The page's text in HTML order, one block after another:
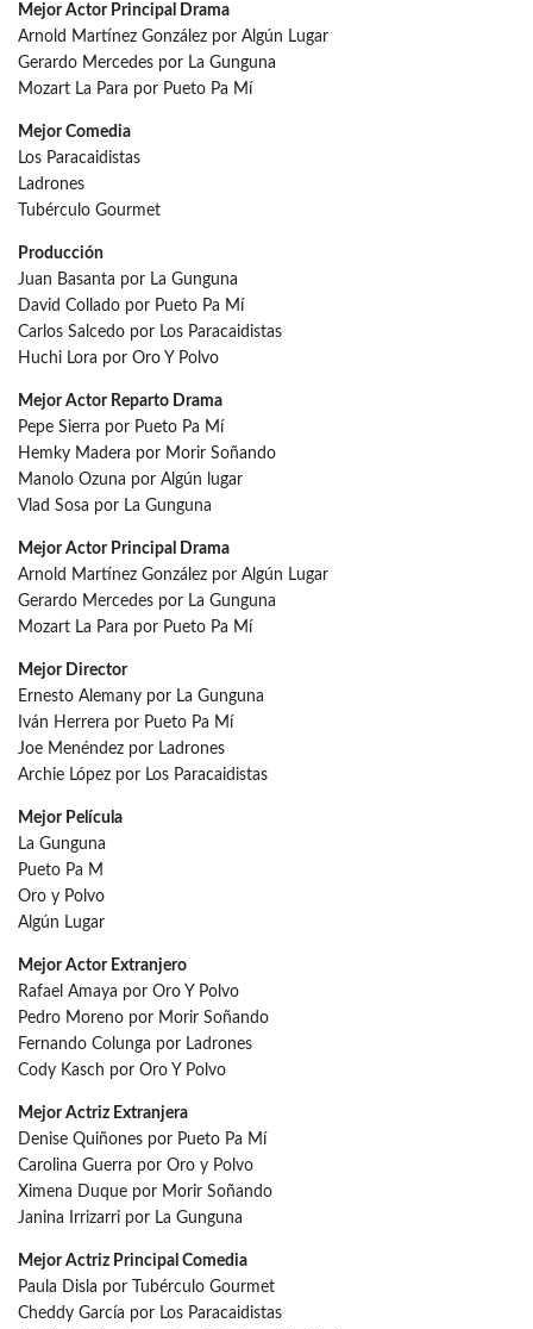
Mejor Actor Principal Drama
Arnold Martínez González por Algún Lugar
Gerardo Mercedes por La Gunguna
Mozart La Para por Pueto Pa Mí
Mejor Comedia
Los Paracaidistas
Ladrones
Tubérculo Gourmet
Producción
Juan Basanta por La Gunguna
David Collado por Pueto Pa Mí
Carlos Salcedo por Los Paracaidistas
Huchi Lora por Oro Y Polvo
Mejor Actor Reparto Drama
Pepe Sierra por Pueto Pa Mí
Hemky Madera por Morir Soñando
Manolo Ozuna por Algún lugar
Vlad Sosa por La Gunguna
Mejor Actor Principal Drama
Arnold Martínez González por Algún Lugar
Gerardo Mercedes por La Gunguna
Mozart La Para por Pueto Pa Mí
Mejor Director
Ernesto Alemany por La Gunguna
Iván Herrera por Pueto Pa Mí
Joe Menéndez por Ladrones
Archie López por Los Paracaidistas
Mejor Película
La Gunguna
Pueto Pa M
Oro y Polvo
Algún Lugar
Mejor Actor Extranjero
Rafael Amaya por Oro Y Polvo
Pedro Moreno por Morir Soñando
Fernando Colunga por Ladrones
Cody Kasch por Oro Y Polvo
Mejor Actriz Extranjera
Denise Quiñones por Pueto Pa Mí
Carolina Guerra por Oro y Polvo
Ximena Duque por Morir Soñando
Janina Irrizarri por La Gunguna
Mejor Actriz Principal Comedia
Paula Disla por Tubérculo Gourmet
Cheddy García por Los Paracaidistas